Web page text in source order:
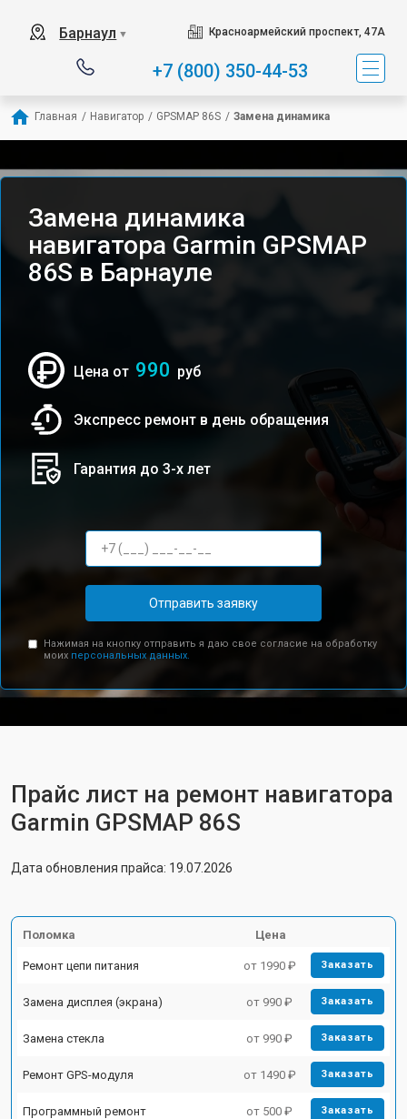
Барнаул ▼ Красноармейский проспект, 47А
+7 (800) 350-44-53
Главная / Навигатор / GPSMAP 86S / Замена динамика
Замена динамика
навигатора Garmin GPSMAP
86S в Барнауле
Цена от 990 руб
Экспресс ремонт в день обращения
Гарантия до 3-х лет
Отправить заявку
Нажимая на кнопку отправить я даю свое согласие на обработку
моих персональных данных.
Прайс лист на ремонт навигатора
Garmin GPSMAP 86S
Дата обновления прайса: 19.07.2026
Поломка Цена
Ремонт цепи питания от 1990 ₽ Заказать
Замена дисплея (экрана) от 990 ₽ Заказать
Замена стекла от 990 ₽ Заказать
Ремонт GPS-модуля от 1490 ₽ Заказать
Программный ремонт от 500 ₽ Заказать